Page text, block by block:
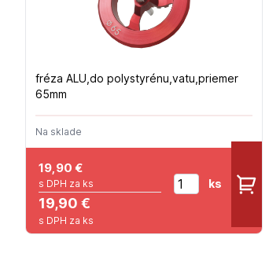
fréza ALU,do polystyrénu,vatu,priemer
65mm
Na sklade
19,90 €
s DPH za ks
19,90 €
s DPH za ks
ks